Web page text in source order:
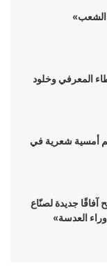
الشعب»
المعرفي وخلود
أمسية شعرية في
آفاقًا جديدة لصنّاع
العدسة»